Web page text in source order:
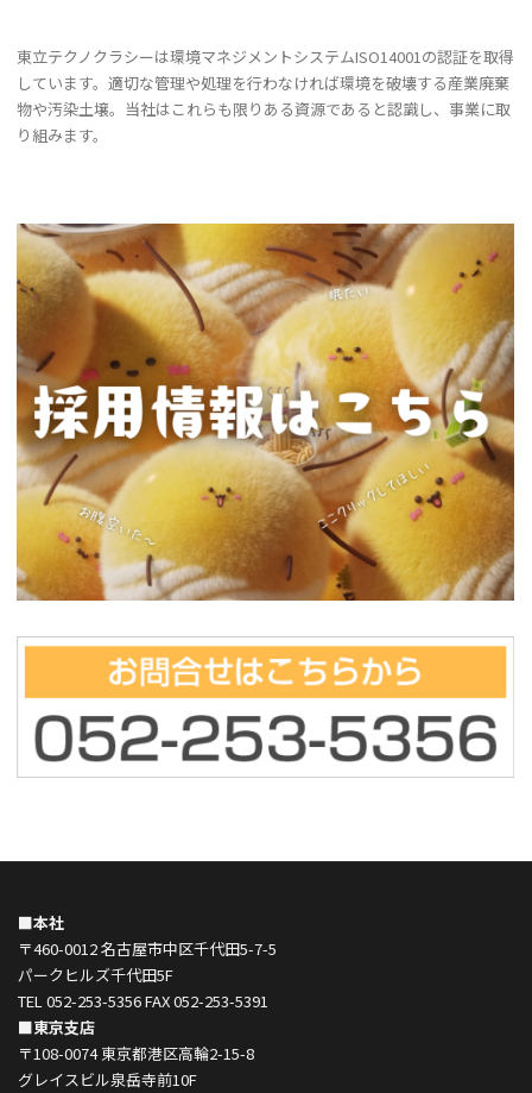
東立テクノクラシーは環境マネジメントシステムISO14001の認証を取得
しています。適切な管理や処理を行わなければ環境を破壊する産業廃棄
物や汚染土壌。当社はこれらも限りある資源であると認識し、事業に取
り組みます。
■本社
〒460-0012 名古屋市中区千代田5-7-5
パークヒルズ千代田5F
TEL 052-253-5356 FAX 052-253-5391
■東京支店
〒108-0074 東京都港区高輪2-15-8
グレイスビル泉岳寺前10F